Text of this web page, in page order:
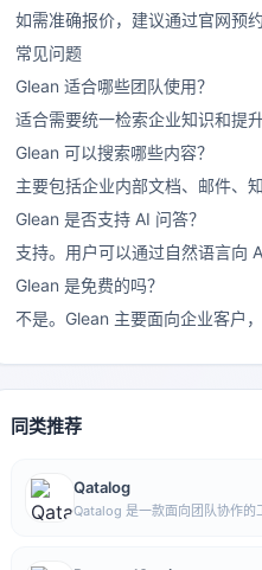
如需准确报价，建议通过官网预
常见问题
Glean 适合哪些团队使用？
适合需要统一检索企业知识和提
Glean 可以搜索哪些内容？
主要包括企业内部文档、邮件、
Glean 是否支持 AI 问答？
支持。用户可以通过自然语言向
Glean 是免费的吗？
不是。Glean 主要面向企业客户
同类推荐
Qatalog
Qatalog 是一款面向团队协作的